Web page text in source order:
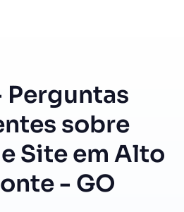
Perguntas
sobre
Site em Alto
- GO